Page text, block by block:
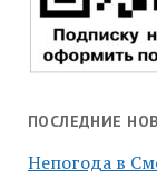
ПОСЛЕДНИЕ
Непогода в